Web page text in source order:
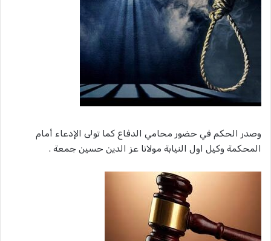
وصدر الحكم في حضور محامي الدفاع كما تولى الإدعاء أمام
المحكمة وكيل اول النيابة مولانا عز الدين حسين جمعة .